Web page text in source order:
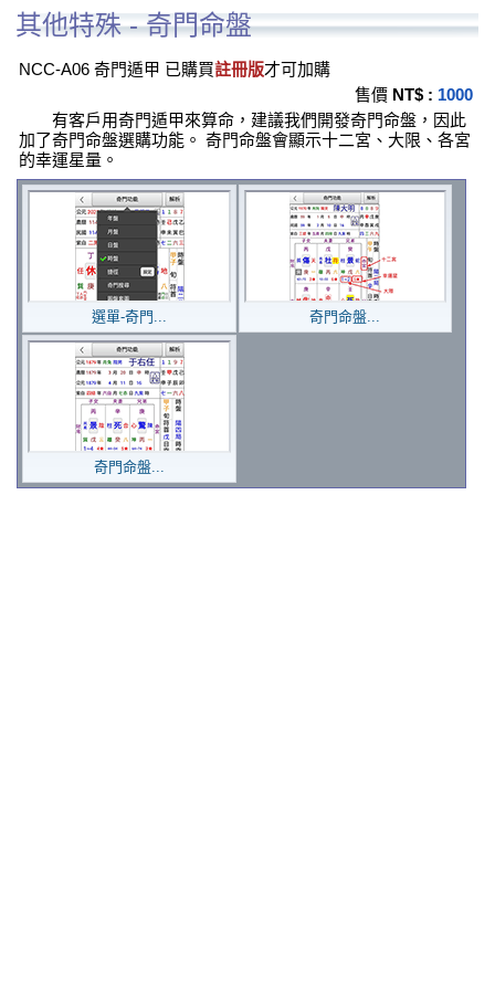
其他特殊 - 奇門命盤
NCC-A06 奇門遁甲 已購買註冊版才可加購
售價 NT$ : 1000
有客戶用奇門遁甲來算命，建議我們開發奇門命盤，因此
加了奇門命盤選購功能。 奇門命盤會顯示十二宮、大限、各宮
的幸運星量。
選單-奇門... 奇門命盤...
奇門命盤...